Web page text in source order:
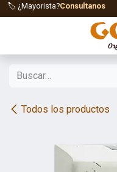
Ir al contenido
🏷️ ¿Mayorista?Consultanos
Todos los productos